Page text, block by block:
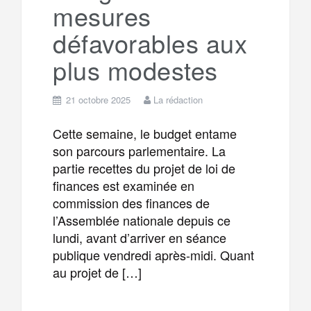
m r
mesures
défavorables aux
plus modestes
21 octobre 2025 La rédaction
Cette semaine, le budget entame
son parcours parlementaire. La
partie recettes du projet de loi de
finances est examinée en
commission des finances de
l’Assemblée nationale depuis ce
lundi, avant d’arriver en séance
publique vendredi après-midi. Quant
au projet de […]